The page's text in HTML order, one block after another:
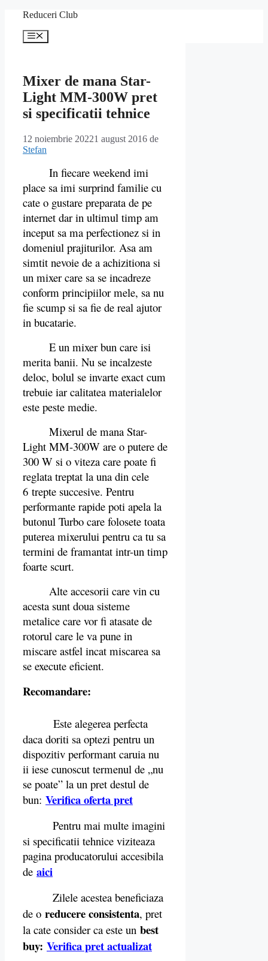
conținut
Reduceri Club
Meniu
Mixer de mana Star-
Light MM-300W pret
si specificatii tehnice
12 noiembrie 20221 august 2016 de
Stefan
In fiecare weekend imi
place sa imi surprind familie cu
cate o gustare preparata de pe
internet dar in ultimul timp am
inceput sa ma perfectionez si in
domeniul prajiturilor. Asa am
simtit nevoie de a achizitiona si
un mixer care sa se incadreze
conform principiilor mele, sa nu
fie scump si sa fie de real ajutor
in bucatarie.
E un mixer bun care isi
merita banii. Nu se incalzeste
deloc, bolul se invarte exact cum
trebuie iar calitatea materialelor
este peste medie.
Mixerul de mana Star-
Light MM-300W are o putere de
300 W si o viteza care poate fi
reglata treptat la una din cele
6 trepte succesive. Pentru
performante rapide poti apela la
butonul Turbo care folosete toata
puterea mixerului pentru ca tu sa
termini de framantat intr-un timp
foarte scurt.
Alte accesorii care vin cu
acesta sunt doua sisteme
metalice care vor fi atasate de
rotorul care le va pune in
miscare astfel incat miscarea sa
se execute eficient.
Recomandare:
Este alegerea perfecta
daca doriti sa optezi pentru un
dispozitiv performant caruia nu
ii iese cunoscut termenul de „nu
se poate” la un pret destul de
bun: Verifica oferta pret
Pentru mai multe imagini
si specificatii tehnice viziteaza
pagina producatorului accesibila
de aici
Zilele acestea beneficiaza
de o reducere consistenta, pret
la cate consider ca este un best
buy: Verifica pret actualizat